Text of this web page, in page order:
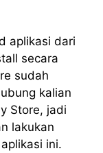
aplikasi dari
secara
sudah
kalian
Store, jadi
lakukan
ini.